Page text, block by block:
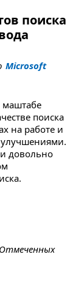
поиска
Microsoft
поиска
на работе и
улучшениями.
довольно
Отмеченных